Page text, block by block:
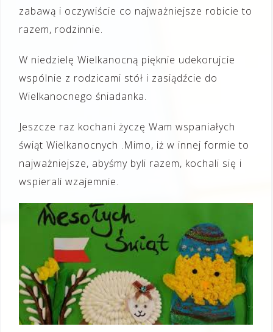
zabawą i oczywiście co najważniejsze robicie to
razem, rodzinnie.
W niedzielę Wielkanocną pięknie udekorujcie
wspólnie z rodzicami stół i zasiądźcie do
Wielkanocnego śniadanka.
Jeszcze raz kochani życzę Wam wspaniałych
świąt Wielkanocnych .Mimo, iż w innej formie to
najważniejsze, abyśmy byli razem, kochali się i
wspierali wzajemnie.